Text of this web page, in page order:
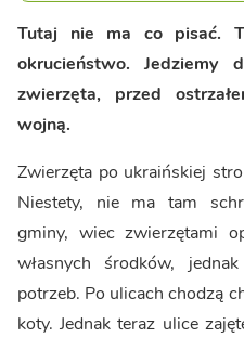
Tutaj nie ma co pisać.
okrucieństwo. Jedziemy
zwierzęta, przed
wojną.
Zwierzęta po ukraińskiej
Niestety, nie ma tam
gminy, wiec zwierzętami
własnych środków,
potrzeb. Po ulicach chodzą
koty. Jednak teraz ulice